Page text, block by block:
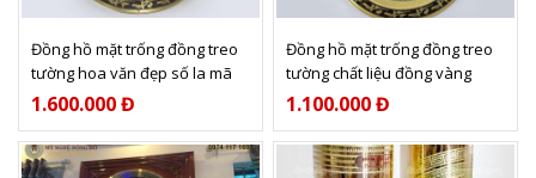
Xem thêm
Đồng hồ mặt trống đồng treo
tường hoa văn đẹp số la mã
1.600.000 Đ
Xem thêm
Đồng hồ mặt trống đồng treo
tường chất liệu đồng vàng
1.100.000 Đ